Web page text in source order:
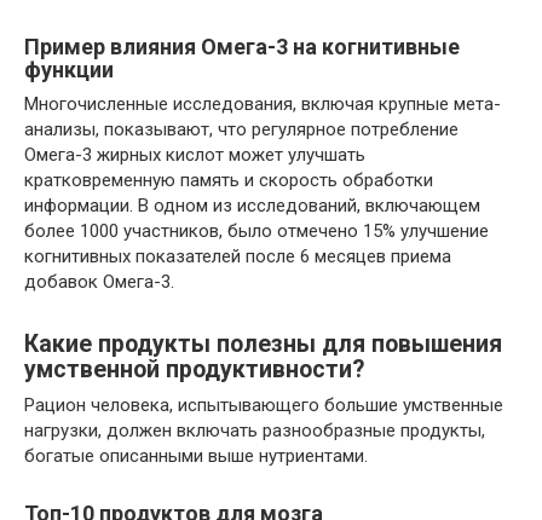
Пример влияния Омега-3 на когнитивные
функции
Многочисленные исследования, включая крупные мета-
анализы, показывают, что регулярное потребление
Омега-3 жирных кислот может улучшать
кратковременную память и скорость обработки
информации. В одном из исследований, включающем
более 1000 участников, было отмечено 15% улучшение
когнитивных показателей после 6 месяцев приема
добавок Омега-3.
Какие продукты полезны для повышения
умственной продуктивности?
Рацион человека, испытывающего большие умственные
нагрузки, должен включать разнообразные продукты,
богатые описанными выше нутриентами.
Топ-10 продуктов для мозга